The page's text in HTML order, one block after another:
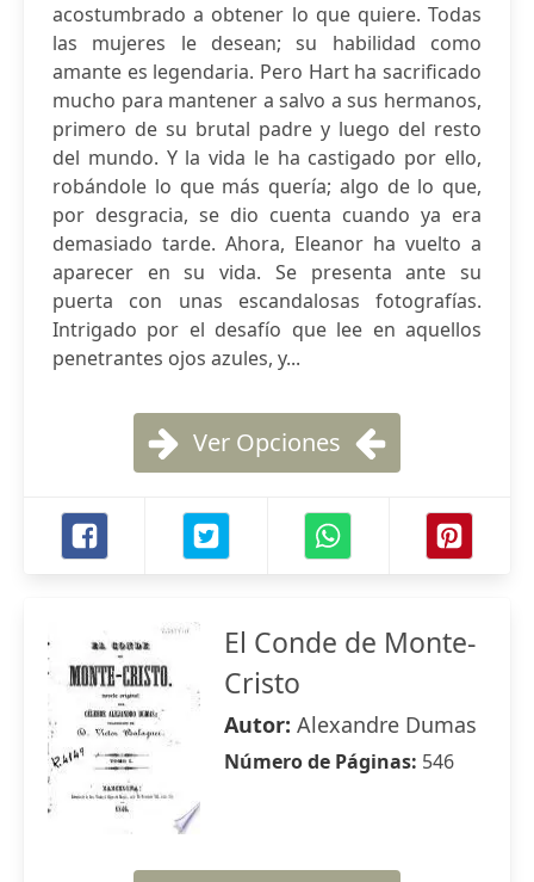
acostumbrado a obtener lo que quiere. Todas
las mujeres le desean; su habilidad como
amante es legendaria. Pero Hart ha sacrificado
mucho para mantener a salvo a sus hermanos,
primero de su brutal padre y luego del resto
del mundo. Y la vida le ha castigado por ello,
robándole lo que más quería; algo de lo que,
por desgracia, se dio cuenta cuando ya era
demasiado tarde. Ahora, Eleanor ha vuelto a
aparecer en su vida. Se presenta ante su
puerta con unas escandalosas fotografías.
Intrigado por el desafío que lee en aquellos
penetrantes ojos azules, y...
Ver Opciones
El Conde de Monte-
Cristo
Autor: Alexandre Dumas
Número de Páginas: 546